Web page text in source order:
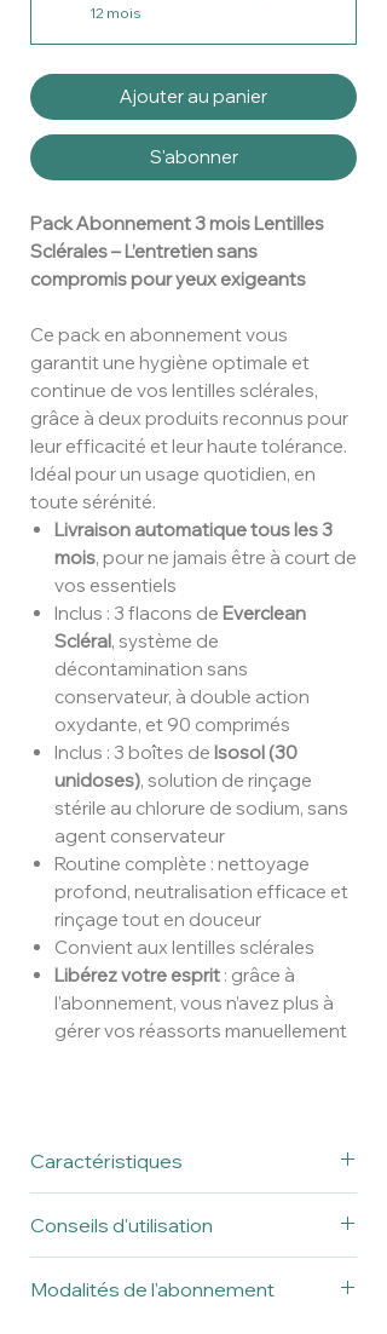
12 mois
Ajouter au panier
S'abonner
Pack Abonnement 3 mois Lentilles
Sclérales – L’entretien sans
compromis pour yeux exigeants
Ce pack en abonnement vous
garantit une hygiène optimale et
continue de vos lentilles sclérales,
grâce à deux produits reconnus pour
leur efficacité et leur haute tolérance.
Idéal pour un usage quotidien, en
toute sérénité.
Livraison automatique tous les 3
mois, pour ne jamais être à court de
vos essentiels
Inclus : 3 flacons de Everclean
Scléral, système de
décontamination sans
conservateur, à double action
oxydante, et 90 comprimés
Inclus : 3 boîtes de Isosol (30
unidoses), solution de rinçage
stérile au chlorure de sodium, sans
agent conservateur
Routine complète : nettoyage
profond, neutralisation efficace et
rinçage tout en douceur
Convient aux lentilles sclérales
Libérez votre esprit : grâce à
l’abonnement, vous n’avez plus à
gérer vos réassorts manuellement
Caractéristiques
Laboratoire AVIZOR
Conseils d'utilisation
mains avant manipulation
Modalités de l'abonnement